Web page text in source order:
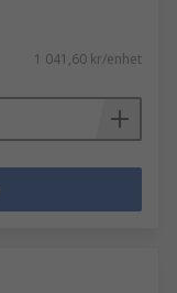
1 041,60 kr/enhet